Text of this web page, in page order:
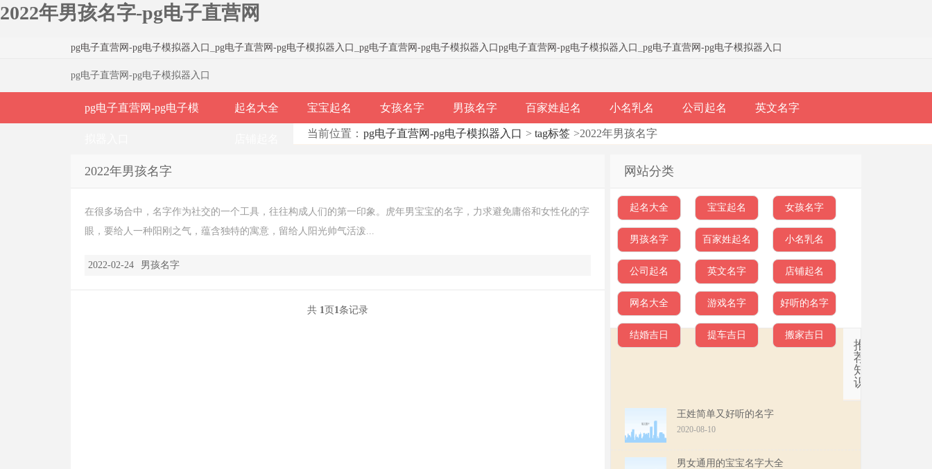
2022年男孩名字-pg电子直营网
pg电子直营网-pg电子模拟器入口 pg电子直营网-pg电子模拟器入口 pg电子直营网-pg电子模拟器入口 pg电子直营网-pg电子模拟器入口 pg电子直营网-pg电子模拟器入口
pg电子直营网-pg电子模拟器入口
pg电子直营网-pg电子模 起名大全 宝宝起名 女孩名字 男孩名字 百家姓起名 小名乳名 公司起名 英文名字
当前位置： pg电子直营网-pg电子模拟器入口 > tag标签 >2022年男孩名字
2022年男孩名字
在很多场合中，名字作为社交的一个工具，往往构成人们的第一印象。虎年男宝宝的名字，力求避免庸俗和女性化的字
眼，要给人一种阳刚之气，蕴含独特的寓意，留给人阳光帅气活泼...
2022-02-24 男孩名字
共 1页 1条记录
网站分类
起名大全 宝宝起名 女孩名字
男孩名字 百家姓起名 小名乳名
公司起名 英文名字 店铺起名
网名大全 游戏名字 好听的名字
结婚吉日 提车吉日 搬家吉日
推
荐
知
识
王姓简单又好听的名字
2020-08-10
男女通用的宝宝名字大全